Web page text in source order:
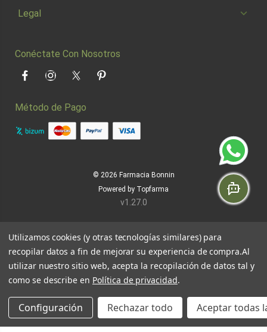
Legal
Conéctate Con Nosotros
FacebookInstagramTwitter Pinterest
Método de Pago
© 2026 Farmacia Bonnin
Powered by Topfarma
v1.27.0
Utilizamos cookies (y otras tecnologías similares) para
recopilar datos a fin de mejorar su experiencia de compra.Al
utilizar nuestro sitio web, acepta la recopilación de datos tal y
como se describe en Política de privacidad.
Configuración Rechazar todo Aceptar todas